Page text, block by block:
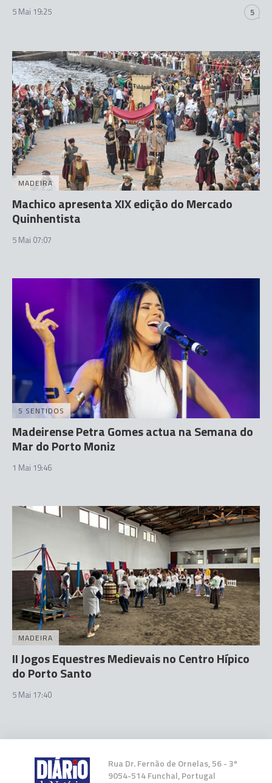
5 Mai 19:25 5
MADEIRA
Machico apresenta XIX edição do Mercado
Quinhentista
5 Mai 07:07
5 SENTIDOS
Madeirense Petra Gomes actua na Semana do
Mar do Porto Moniz
1 Mai 19:46
MADEIRA
II Jogos Equestres Medievais no Centro Hípico
do Porto Santo
5 Mai 17:40
Rua Dr. Fernão de Ornelas, 56 - 3º
9054-514 Funchal, Portugal